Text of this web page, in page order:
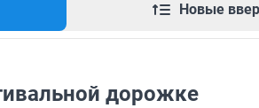
Новые
дорожке